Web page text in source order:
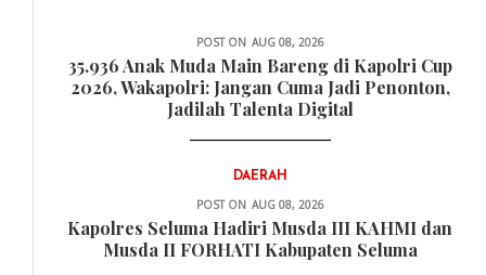
POST ON AUG 08, 2026
35.936 Anak Muda Main Bareng di Kapolri Cup
2026, Wakapolri: Jangan Cuma Jadi Penonton,
Jadilah Talenta Digital
DAERAH
POST ON AUG 08, 2026
Kapolres Seluma Hadiri Musda III KAHMI dan
Musda II FORHATI Kabupaten Seluma